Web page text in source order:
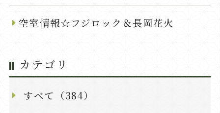
空室情報☆フジロック＆長岡花火
カテゴリ
すべて（384）